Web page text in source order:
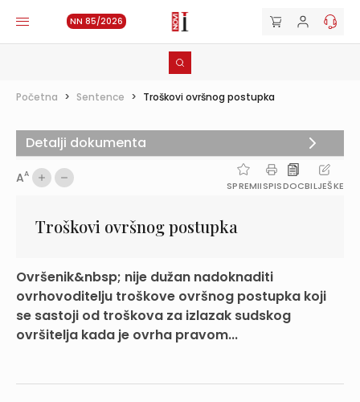
NN 85/2026
Početna > Sentence > Troškovi ovršnog postupka
AA
SPREMIISPISDOCBILJEŠKE
Troškovi ovršnog postupka
Ovršenik&nbsp; nije dužan nadoknaditi
ovrhovoditelju troškove ovršnog postupka koji
se sastoji od troškova za izlazak sudskog
ovršitelja kada je ovrha pravom...
Detalji dokumenta